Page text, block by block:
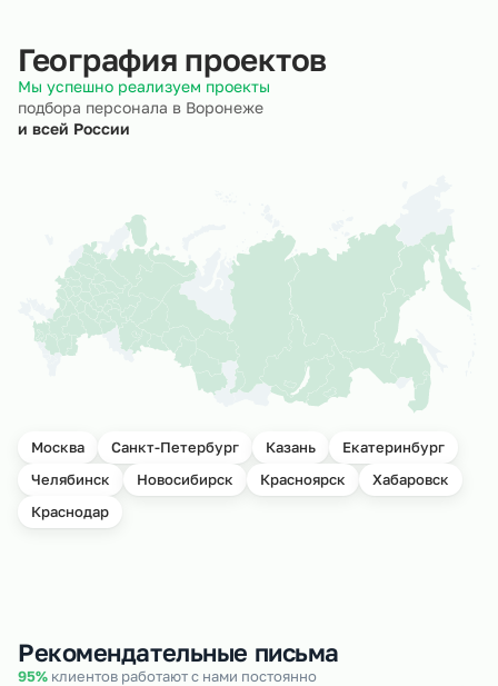
География проектов
Мы успешно реализуем проекты
подбора персонала в Воронеже
и всей России
Москва Санкт-Петербург Казань
Екатеринбург
Челябинск
Новосибирск Красноярск
Хабаровск
Краснодар
Рекомендательные письма
95% клиентов работают с нами постоянно